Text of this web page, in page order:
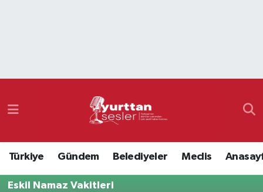
Türkiye Gündem Belediyeler Meclis
Eskil Namaz Vakitleri
Namaz Vakitleri
Süper Lig Puan Durumu ve Fikstür